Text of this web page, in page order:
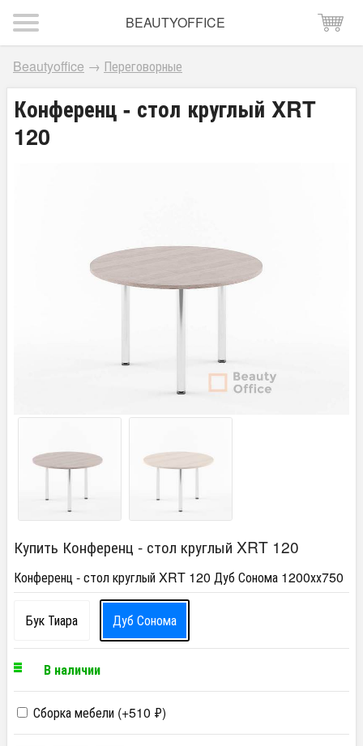
BEAUTYOFFICE
Beautyoffice → Переговорные
Конференц - стол круглый XRT
120
Купить Конференц - стол круглый XRT 120
Конференц - стол круглый XRT 120 Дуб Сонома 1200хх750
Бук Тиара Дуб Сонома
В наличии
Сборка мебели (+510 ₽)